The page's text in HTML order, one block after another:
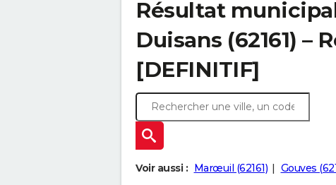
Résultat
Duisans (62161) –
[DEFINITIF]
Voir aussi : Marœuil (62161) Gouves